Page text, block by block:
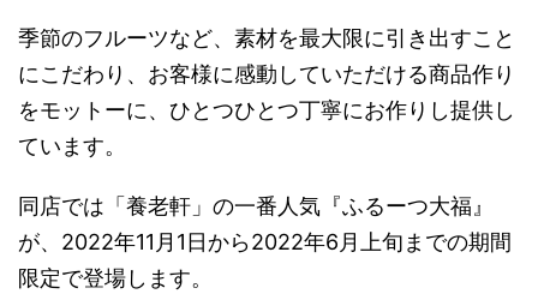
季節のフルーツなど、素材を最大限に引き出すこと
にこだわり、お客様に感動していただける商品作り
をモットーに、ひとつひとつ丁寧にお作りし提供し
ています。
同店では「養老軒」の一番人気『ふるーつ大福』
が、2022年11月1日から2022年6月上旬までの期間
限定で登場します。